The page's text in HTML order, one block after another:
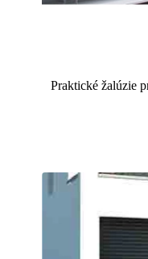
Praktické žalúzie